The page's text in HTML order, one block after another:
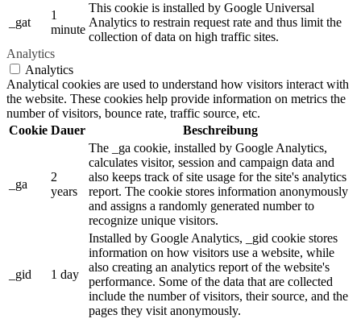
_gat
1
minute
This cookie is installed by Google Universal
Analytics to restrain request rate and thus limit the
collection of data on high traffic sites.
Analytics
Analytics
Analytical cookies are used to understand how visitors interact with
the website. These cookies help provide information on metrics the
number of visitors, bounce rate, traffic source, etc.
Cookie Dauer Beschreibung
_ga
2
years
The _ga cookie, installed by Google Analytics,
calculates visitor, session and campaign data and
also keeps track of site usage for the site's analytics
report. The cookie stores information anonymously
and assigns a randomly generated number to
recognize unique visitors.
_gid 1 day
Installed by Google Analytics, _gid cookie stores
information on how visitors use a website, while
also creating an analytics report of the website's
performance. Some of the data that are collected
include the number of visitors, their source, and the
pages they visit anonymously.